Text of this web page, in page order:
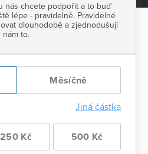
nás chcete podpořit a to buď
lépe - pravidelně. Pravidelné
dlouhodobě a zjednodušují
nám to.
Měsíčně
Jiná částka
250 Kč 500 Kč